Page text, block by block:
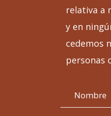
relativa a
y en
cedemos
personas